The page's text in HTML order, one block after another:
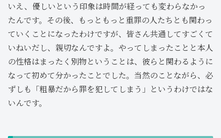
いえ、優しいという印象は時間が経っても変わらなかっ
たんです。その後、もっともっと重罪の人たちとも関わっ
ていくことになったわけですが、皆さん共通してすごくて
いねいだし、親切なんですよ。やってしまったことと本人
の性格はまったく別物ということは、彼らと関わるように
なって初めて分かったことでした。当然のことながら、必
ずしも「粗暴だから罪を犯してしまう」というわけではな
いんです。